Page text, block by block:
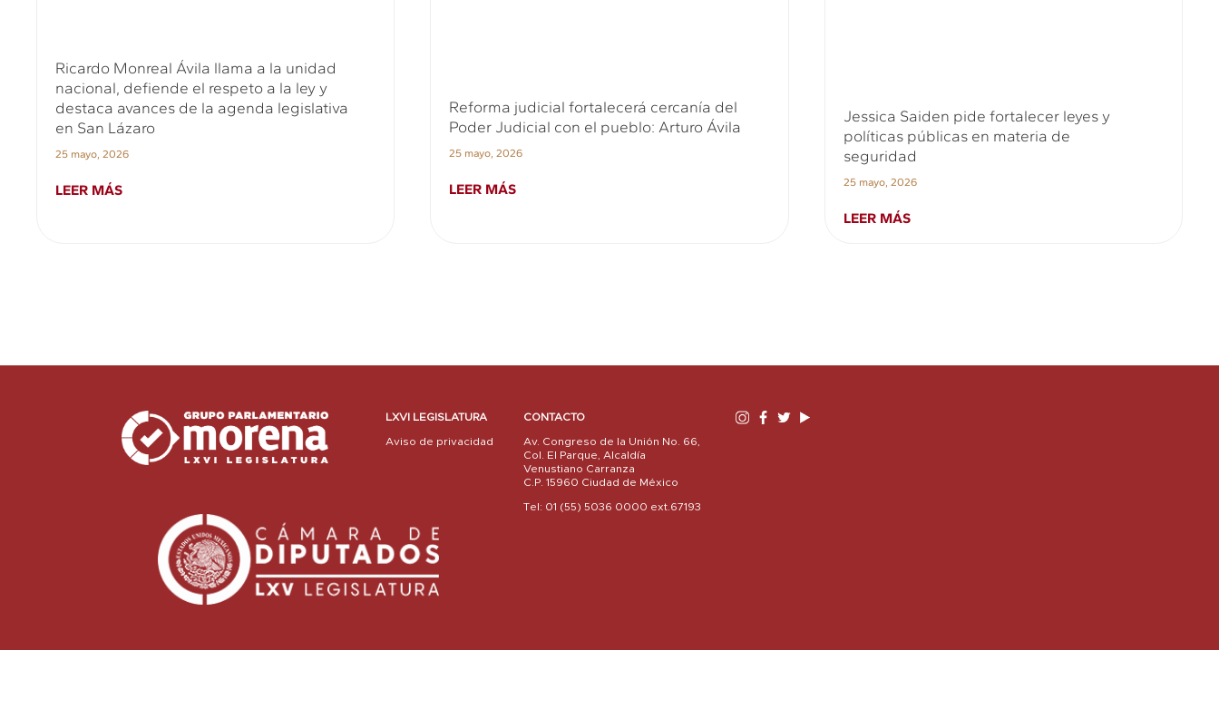
Ricardo Monreal Ávila llama a la unidad
nacional, defiende el respeto a la ley y
destaca avances de la agenda legislativa
en San Lázaro
25 mayo, 2026
LEER MÁS
Reforma judicial fortalecerá cercanía del
Poder Judicial con el pueblo: Arturo Ávila
25 mayo, 2026
LEER MÁS
Jessica Saiden pide fortalecer leyes y
políticas públicas en materia de
seguridad
25 mayo, 2026
LEER MÁS
LXVI LEGISLATURA
Aviso de privacidad
CONTACTO
Av. Congreso de la Unión No. 66,
Col. El Parque, Alcaldía
Venustiano Carranza
C.P. 15960 Ciudad de México
Tel: 01 (55) 5036 0000 ext.67193